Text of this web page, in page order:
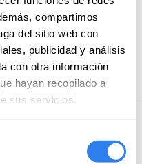
compartimos
del sitio web con
publicidad y análisis
con otra información
hayan recopilado a
sus servicios.
Alex! He‘s a very
genuinely cool guy to
prepared for the
Coastal at end
von Benutzern